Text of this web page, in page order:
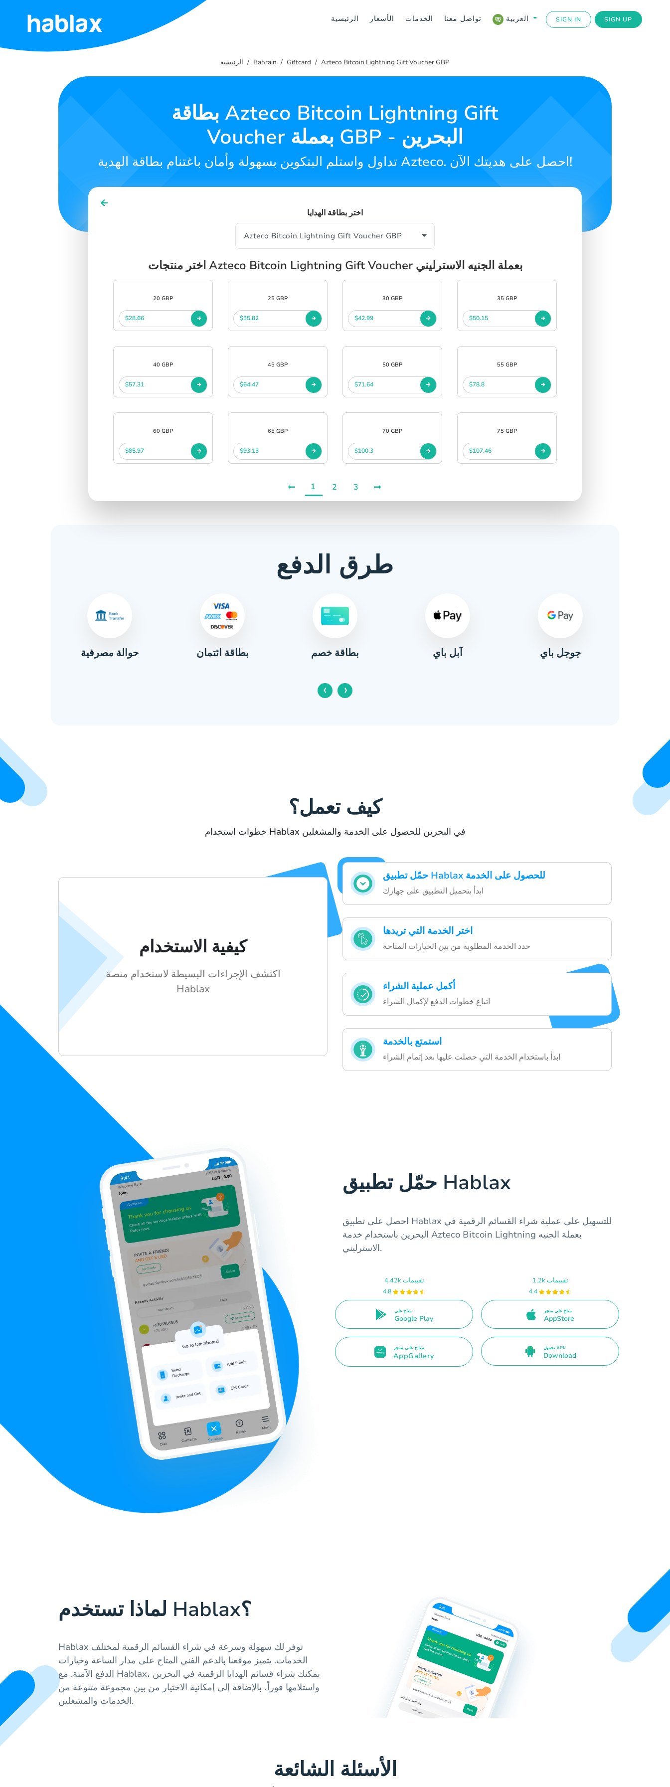
الرئيسية الأسعار الخدمات تواصل معنا SIGN IN SIGN UP
الرئيسية
الرئيسية Bahrain Giftcard Azteco Bitcoin Lightning Gift Voucher GBP
بطاقة Azteco Bitcoin Lightning Gift
Voucher بعملة GBP - البحرين
تداول واستلم البتكوين بسهولة وأمان باغتنام بطاقة الهدية Azteco. احصل على هديتك الآن!
اختر بطاقة الهدايا
اختر منتجات Azteco Bitcoin Lightning Gift Voucher بعملة الجنيه الاسترليني
20 GBP
$28.66
25 GBP
$35.82
30 GBP
$42.99
35 GBP
$50.15
40 GBP
$57.31
45 GBP
$64.47
50 GBP
$71.64
55 GBP
$78.8
60 GBP
$85.97
65 GBP
$93.13
70 GBP
$100.3
75 GBP
$107.46
1 2 3
طرق الدفع
حوالة مصرفية بطاقة ائتمان بطاقة خصم آبل باي جوجل باي
‹ ›
كيف تعمل؟
خطوات استخدام Hablax في البحرين للحصول على الخدمة والمشغلين
حمّل تطبيق Hablax للحصول على الخدمة
ابدأ بتحميل التطبيق على جهازك
اختر الخدمة التي تريدها
حدد الخدمة المطلوبة من بين الخيارات المتاحة
أكمل عملية الشراء
اتباع خطوات الدفع لإكمال الشراء
استمتع بالخدمة
ابدأ باستخدام الخدمة التي حصلت عليها بعد إتمام الشراء
كيفية الاستخدام
اكتشف الإجراءات البسيطة لاستخدام منصة
Hablax
حمّل تطبيق Hablax
احصل على تطبيق Hablax للتسهيل على عملية شراء القسائم الرقمية في
البحرين باستخدام خدمة Azteco Bitcoin Lightning بعملة الجنيه
الاسترليني.
4.42k تقييمات
4.8
متاح على
Google Play
1.2k تقييمات
4.4
متاح على متجر
AppStore
متاح على متجر
AppGallery
تحميل APK
Download
لماذا تستخدم Hablax؟
Hablax توفر لك سهولة وسرعة في شراء القسائم الرقمية لمختلف
الخدمات. يتميز موقعنا بالدعم الفني المتاح على مدار الساعة وخيارات
الدفع الآمنة. مع Hablax، يمكنك شراء قسائم الهدايا الرقمية في البحرين
واستلامها فوراً، بالإضافة إلى إمكانية الاختيار من بين مجموعة متنوعة من
الخدمات والمشغلين.
الأسئلة الشائعة